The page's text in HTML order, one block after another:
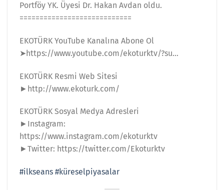
Portföy YK. Üyesi Dr. Hakan Avdan oldu.
============================
EKOTÜRK YouTube Kanalına Abone Ol
➤https://www.youtube.com/ekoturktv/?su…
EKOTÜRK Resmi Web Sitesi
►http://www.ekoturk.com/
EKOTÜRK Sosyal Medya Adresleri
►Instagram:
https://www.instagram.com/ekoturktv
►Twitter: https://twitter.com/Ekoturktv
#ilkseans #küreselpiyasalar